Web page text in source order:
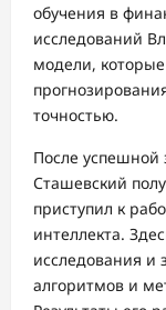
обучения в
исследований
модели,
точностью.
После успешной
Сташевский
приступил к
интеллекта.
исследования и
алгоритмов и